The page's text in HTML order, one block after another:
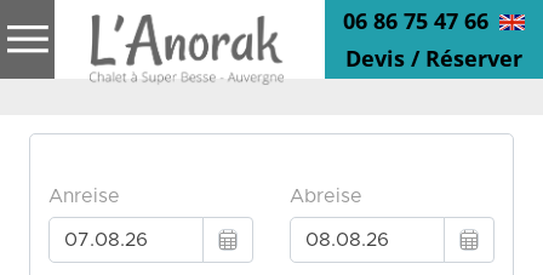
06 86 75 47 66
Devis / Réserver